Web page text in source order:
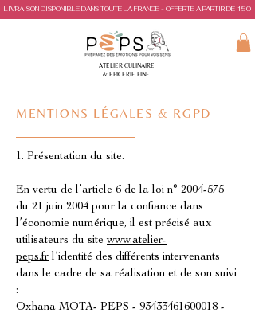
LIVRAISON DISPONIBLE DANS TOUTE LA FRANCE - OFFERTE A PARTIR DE 150€
ATELIER CULINAIRE
& EPICERIE FINE
MENTIONS LÉGALES & RGPD
1. Présentation du site.
En vertu de l’article 6 de la loi n° 2004-575
du 21 juin 2004 pour la confiance dans
l’économie numérique, il est précisé aux
utilisateurs du site www.atelier-
peps.fr l’identité des différents intervenants
dans le cadre de sa réalisation et de son suivi
:
Oxhana MOTA- PEPS - 93433461600018 -